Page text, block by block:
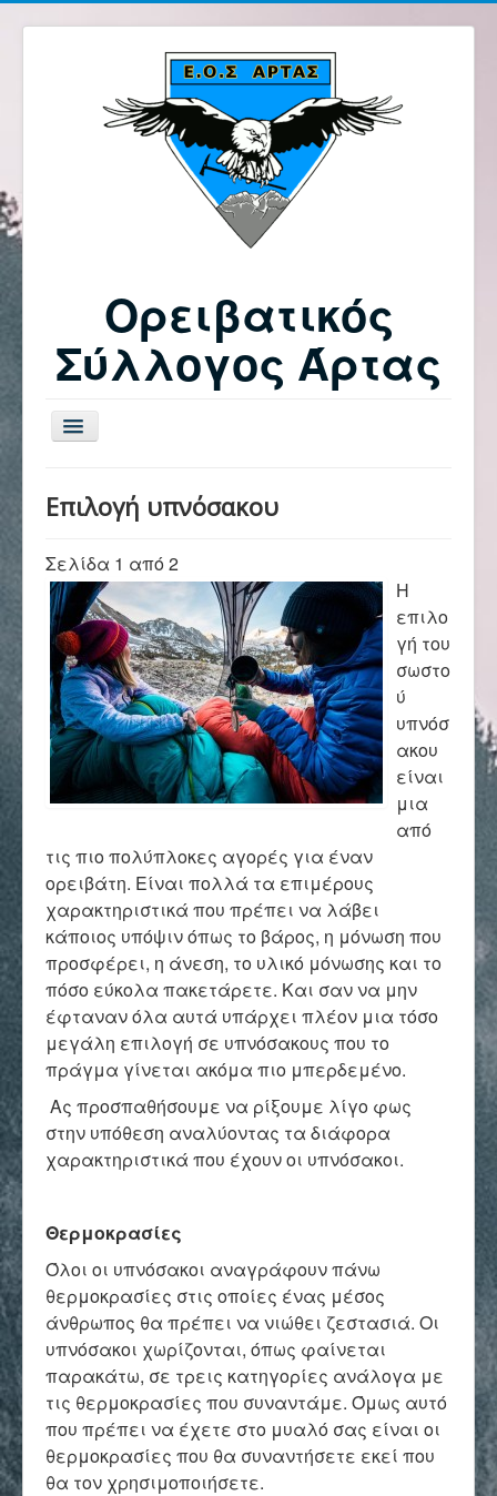
Ορειβατικός
Σύλλογος Άρτας
Εναλλαγή
πλοήγησης
Αρχική
Σύλλογος
Ορειβασία
Αναρρίχηση
Φωτο - Video
Επικοινωνία
Επιλογή υπνόσακου
Σελίδα 1 από 2
Η
επιλο
γή του
σωστο
ύ
υπνόσ
ακου
είναι
μια
από
τις πιο πολύπλοκες αγορές για έναν
ορειβάτη. Είναι πολλά τα επιμέρους
χαρακτηριστικά που πρέπει να λάβει
κάποιος υπόψιν όπως το βάρος, η μόνωση που
προσφέρει, η άνεση, το υλικό μόνωσης και το
πόσο εύκολα πακετάρετε. Και σαν να μην
έφταναν όλα αυτά υπάρχει πλέον μια τόσο
μεγάλη επιλογή σε υπνόσακους που το
πράγμα γίνεται ακόμα πιο μπερδεμένο.
Ας προσπαθήσουμε να ρίξουμε λίγο φως
στην υπόθεση αναλύοντας τα διάφορα
χαρακτηριστικά που έχουν οι υπνόσακοι.
Θερμοκρασίες
Όλοι οι υπνόσακοι αναγράφουν πάνω
θερμοκρασίες στις οποίες ένας μέσος
άνθρωπος θα πρέπει να νιώθει ζεστασιά. Οι
υπνόσακοι χωρίζονται, όπως φαίνεται
παρακάτω, σε τρεις κατηγορίες ανάλογα με
τις θερμοκρασίες που συναντάμε. Όμως αυτό
που πρέπει να έχετε στο μυαλό σας είναι οι
θερμοκρασίες που θα συναντήσετε εκεί που
θα τον χρησιμοποιήσετε.